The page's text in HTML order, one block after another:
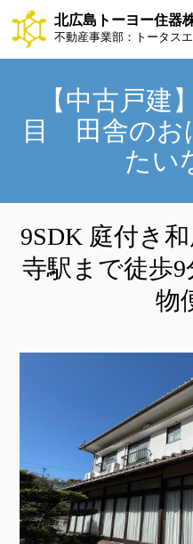
北広島トーヨー住器
不動産事業部：トータス
【中古戸
目 田舎のお
たい
9SDK 庭付き
寺駅まで徒歩
物